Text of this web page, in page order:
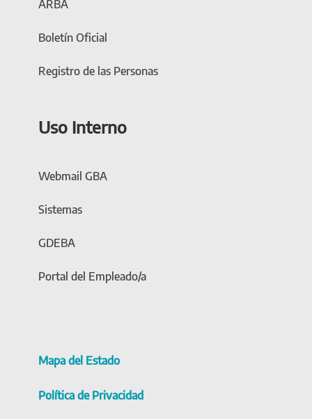
ARBA
Boletín Oficial
Registro de las Personas
Uso Interno
Webmail GBA
Sistemas
GDEBA
Portal del Empleado/a
Mapa del Estado
Política de Privacidad